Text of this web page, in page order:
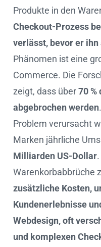
Produkte in den
Checkout-Prozess
verlässt, bevor er
Phänomen ist eine
Commerce. Die
zeigt, dass über70 %
abgebrochen werden
Problem verursacht
Marken jährliche
Milliarden US-Dollar
Warenkorbabbrüche
zusätzliche Kosten,
Kundenerlebnisse
Webdesign, oft
und komplexen